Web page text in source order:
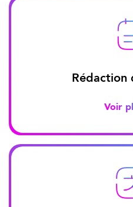
Rédaction
Voir